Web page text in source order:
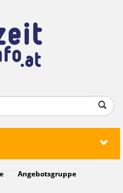
Angebotsgruppe